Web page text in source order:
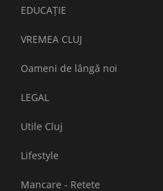
EDUCAȚIE
VREMEA CLUJ
Oameni de lângă noi
LEGAL
Utile Cluj
Lifestyle
Mancare - Retete